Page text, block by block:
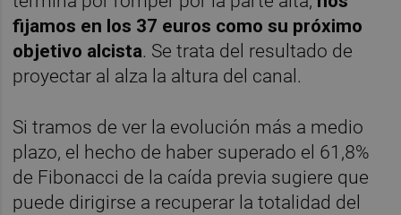
fijamos en los 37 euros como su próximo
objetivo alcista. Se trata del resultado de
proyectar al alza la altura del canal.
Si tramos de ver la evolución más a medio
plazo, el hecho de haber superado el 61,8%
de Fibonacci de la caída previa sugiere que
puede dirigirse a recuperar la totalidad del